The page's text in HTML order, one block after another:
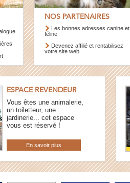
NOS PARTENAIRES
Les bonnes adresses canine et
féline
Devenez affilié et rentabilisez
votre site web
ESPACE REVENDEUR
Vous êtes une animalerie,
un toiletteur, une
jardinerie... cet espace
vous est réservé !
En savoir plus